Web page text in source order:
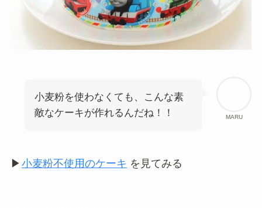
MARU
小麦粉を使わなくても、こんな素
敵なケーキが作れるんだね！！
▶︎ 小麦粉不使用のケーキ を見てみる